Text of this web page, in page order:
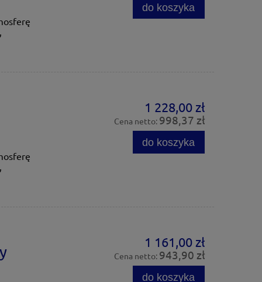
do koszyka
1 228,00 zł
Cena netto: 998,37 zł
do koszyka
1 161,00 zł
Cena netto: 943,90 zł
do koszyka